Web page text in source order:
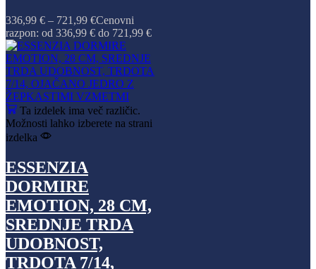
336,99 € – 721,99 €Cenovni
razpon: od 336,99 € do 721,99 €
Ta izdelek ima več različic.
Možnosti lahko izberete na strani
izdelka
ESSENZIA
DORMIRE
EMOTION, 28 CM,
SREDNJE TRDA
UDOBNOST,
TRDOTA 7/14,